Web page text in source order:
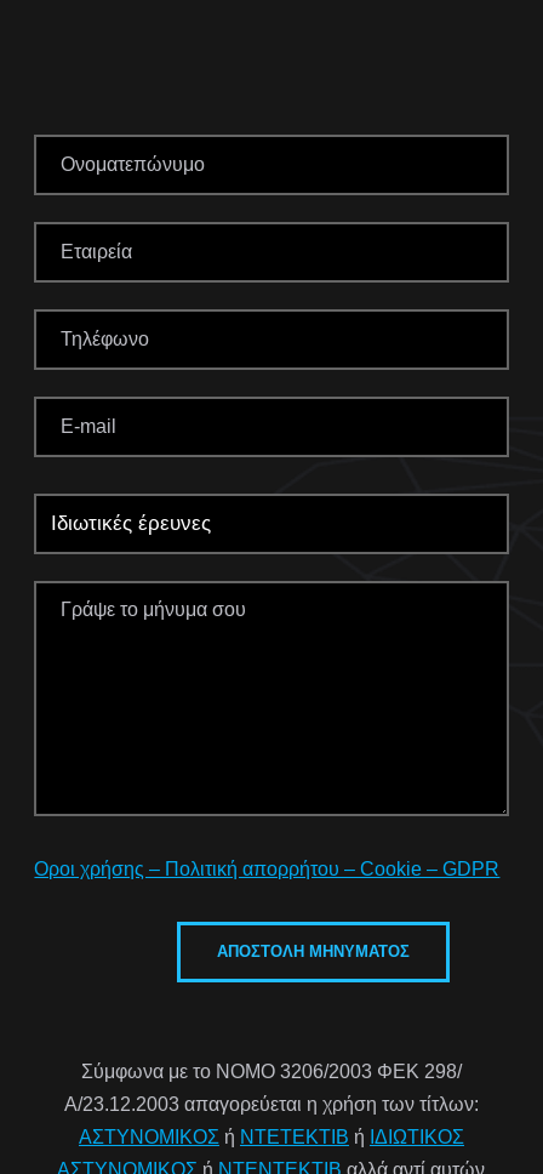
Οροι χρήσης – Πολιτική απορρήτου – Cookie – GDPR
Σύμφωνα με το ΝΟΜΟ 3206/2003 ΦΕΚ 298/
Α/23.12.2003 απαγορεύεται η χρήση των τίτλων:
ΑΣΤΥΝΟΜΙΚΟΣ ή ΝΤΕΤΕΚΤΙΒ ή ΙΔΙΩΤΙΚΟΣ
ΑΣΤΥΝΟΜΙΚΟΣ ή ΝΤΕΝΤΕΚΤΙΒ αλλά αντί αυτών